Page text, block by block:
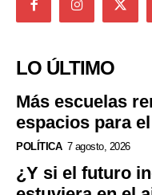
LO ÚLTIMO
Más escuelas
espacios para
POLÍTICA 7 agosto, 2026
¿Y si el futuro